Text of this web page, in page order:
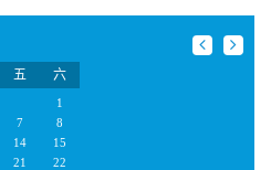
五 六
1
7
8
14
15
21
22